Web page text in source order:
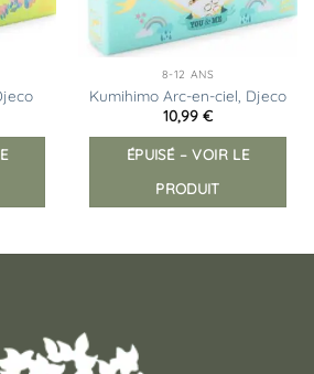
8-12 ANS
Kumihimo Arc-en-ciel, Djeco
10,99 €
ÉPUISÉ – VOIR LE
PRODUIT